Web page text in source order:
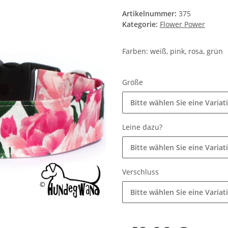
Artikelnummer: 375
Kategorie: Flower Power
Farben: weiß, pink, rosa, grün
Größe
Bitte wählen Sie eine
Leine dazu?
Bitte wählen Sie eine
Verschluss
Bitte wählen Sie eine